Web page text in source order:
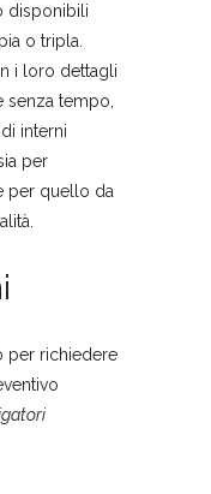
disponibili
o tripla.
i loro dettagli
senza tempo,
interni
per
per quello da
per richiedere